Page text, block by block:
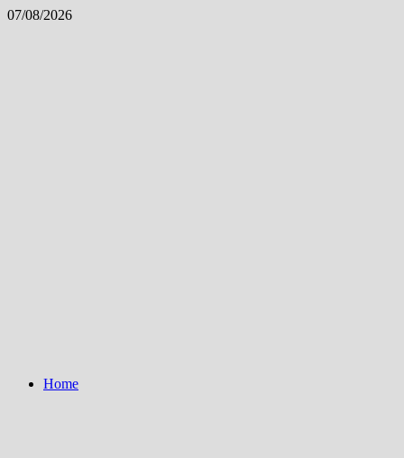
Skip
07/08/2026
Home